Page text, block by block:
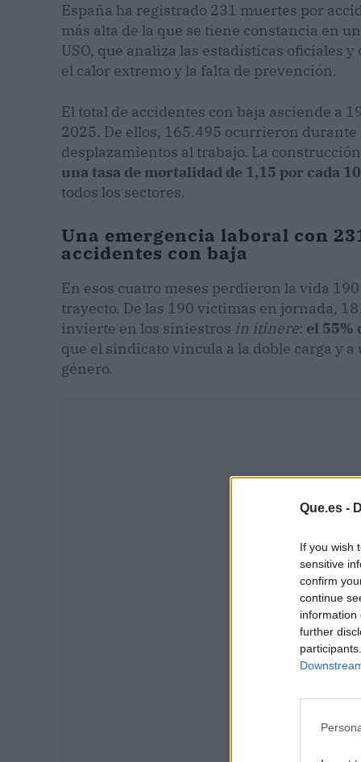
Que.es -
If you wish
sensitive
confirm
continue
information
further
España ha registrado 231 muertes por
más alta de la que se tiene constancia en
USO, que analiza las estadísticas oficiales
el calor extremo y la falta de prevención.
El total de accidentes con baja asciende a
2025. De ellos, 165.495 ocurrieron
desplazamientos al trabajo. La
una tasa de mortalidad de 1,15 por cada
todos los sectores.
Una emergencia laboral con
accidentes con baja
En esos cuatro meses perdieron la vida
trayecto. De las 190 víctimas en jornada,
invierte en los siniestros in itinere: el 55%
que el sindicato vincula a la doble carga y
género.